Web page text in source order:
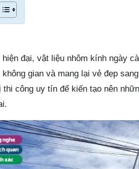
đại, vật liệu nhôm kính ngày
gian và mang lại vẻ đẹp
công uy tín để kiến tạo nên